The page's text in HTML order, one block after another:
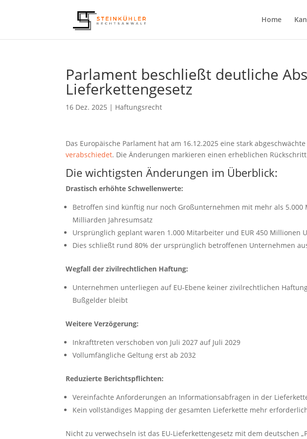
Home
Parlament beschließt deutliche
Lieferkettengesetz
16 Dez. 2025 | Haftungsrecht
Das Europäische Parlament hat am 16.12.2025 eine stark
verabschiedet. Die Änderungen markieren einen erheblichen
Die wichtigsten Änderungen im Überblick:
Drastisch erhöhte Schwellenwerte:
Betroffen sind künftig nur noch Großunternehmen mit mehr als 5.000
Milliarden Jahresumsatz
Ursprünglich geplant waren 1.000 Mitarbeiter und EUR 450 Millionen
Dies schließt rund 80% der ursprünglich betroffenen Unternehmen
Wegfall der zivilrechtlichen Haftung:
Unternehmen unterliegen auf EU-Ebene keiner zivilrechtlichen
Bußgelder bleibt
Weitere Verzögerung:
Inkrafttreten verschoben von Juli 2027 auf Juli 2029
Vollumfängliche Geltung erst ab 2032
Reduzierte Berichtspflichten:
Vereinfachte Anforderungen an Informationsabfragen in der
Kein vollständiges Mapping der gesamten Lieferkette mehr
Nicht zu verwechseln ist das EU-Lieferkettengesetz mit dem deutschen